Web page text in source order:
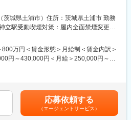
との相談をしながら適切なキャリア形成
す。
しております。
われているため、「やりたい」を叶えら
度~
日(2024年度実績)・リフレッシュ休暇
可)・初年度から有給最大24日付与
グ、タスクレビュー
理文書
茨城県土浦市）住所：茨城県土浦市 勤務
立駅受動喫煙対策：屋内全面禁煙変更の
万円＜賃金形態＞月給制＜賃金内訳＞
円～430,000円＜月給＞250,000円～
万40歳 ～760万45歳 ～870万賃金は
あり、選考を通じて上下する可能性があ
手当を含めた表記です。
応募依頼する
（エージェントサービス）